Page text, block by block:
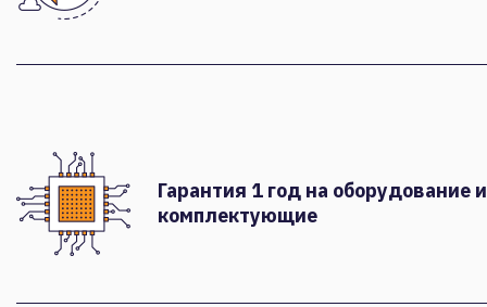
Гарантия 1 год на оборудование и
комплектующие